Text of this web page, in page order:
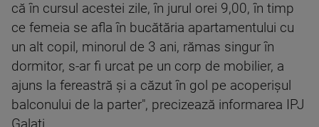
că în cursul acestei zile, în jurul orei 9,00, în timp
ce femeia se afla în bucătăria apartamentului cu
un alt copil, minorul de 3 ani, rămas singur în
dormitor, s-ar fi urcat pe un corp de mobilier, a
ajuns la fereastră şi a căzut în gol pe acoperişul
balconului de la parter", precizează informarea IPJ